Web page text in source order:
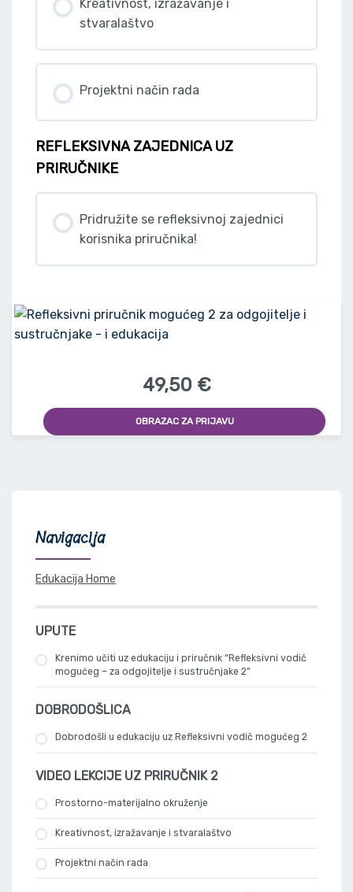
Kreativnost, izražavanje i
stvaralaštvo
Projektni način rada
REFLEKSIVNA ZAJEDNICA UZ
PRIRUČNIKE
Pridružite se refleksivnoj zajednici
korisnika priručnika!
49,50 €
OBRAZAC ZA PRIJAVU
Navigacija
Edukacija Home
UPUTE
Krenimo učiti uz edukaciju i priručnik “Refleksivni vodič
mogućeg – za odgojitelje i sustručnjake 2”
DOBRODOŠLICA
Dobrodošli u edukaciju uz Refleksivni vodič mogućeg 2
VIDEO LEKCIJE UZ PRIRUČNIK 2
Prostorno-materijalno okruženje
Kreativnost, izražavanje i stvaralaštvo
Projektni način rada